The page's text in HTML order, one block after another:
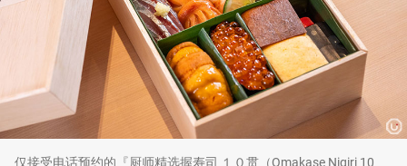
仅接受电话预约的『厨师精选握寿司 １０贯（Omakase Nigiri 10